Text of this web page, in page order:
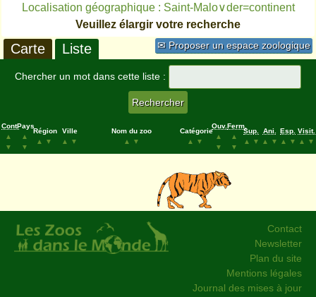
Localisation géographique : Saint-Malo∨der=continent
Veuillez élargir votre recherche
✉ Proposer un espace zoologique
Carte Liste
Chercher un mot dans cette liste :
Cont.
▲
▼
Pays
▲
▼
Région
▲
▼
Ville
▲
▼
Nom du zoo
▲
▼
Catégorie
▲
▼
Ouv.
▲
▼
Ferm.
▲
▼
Sup.
▲
▼
Ani.
▲
▼
Esp.
▲
▼
Visit.
▲
▼
Contact
Newsletter
Plan du site
Mentions légales
Journal des mises à jour